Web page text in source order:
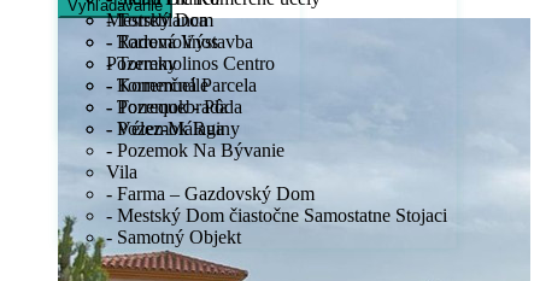
Mestský Dom
- Radová Výstavba
Pozemky
- Komerčná Parcela
- Pozemok - Pôda
- Pozemok Ruiny
- Pozemok Na Bývanie
Vila
- Farma – Gazdovský Dom
- Mestský Dom čiastočne Samostatne Stojaci
- Samotný Objekt
- Torreblanca
- Torremolinos
- Torremolinos Centro
- Torremuelle
- Torrequebrada
- Vélez-Málaga
Vyhľadávanie